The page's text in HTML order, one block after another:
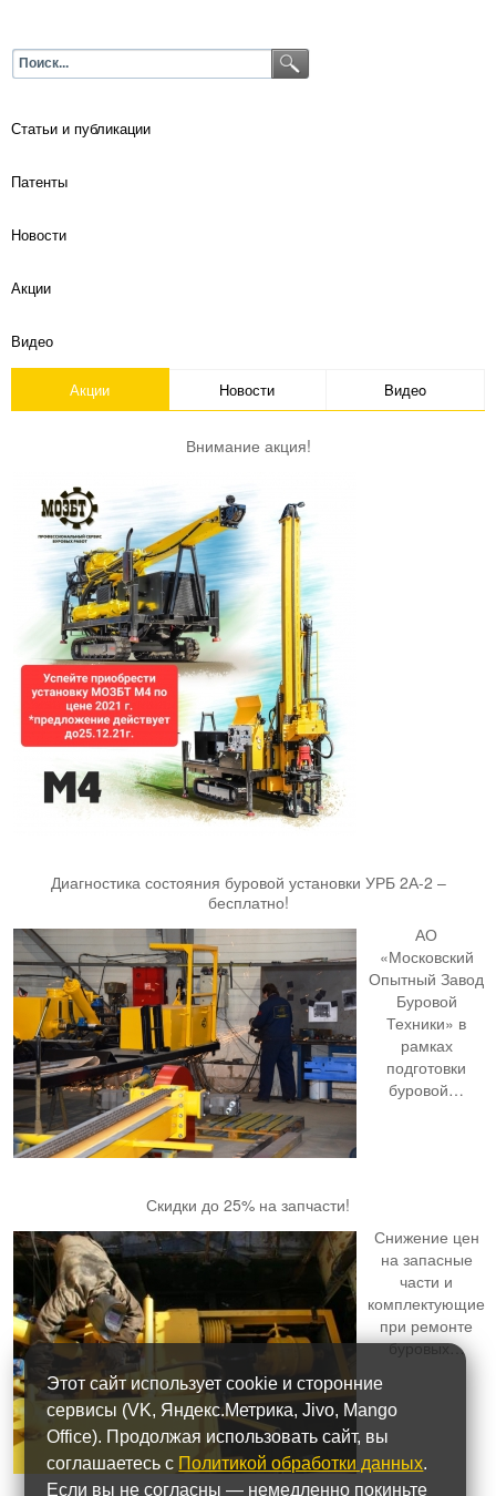
Статьи и публикации
Патенты
Новости
Акции
Видео
Акции Новости Bидеo
Внимание акция!
Диагностика состояния буровой установки УРБ 2А-2 –
бесплатно!
АО
«Московский
Опытный Завод
Буровой
Техники» в
рамках
подготовки
буровой…
Скидки до 25% на запчасти!
Снижение цен
на запасные
части и
комплектующие
при ремонте
буровых…
Этот сайт использует cookie и сторонние
сервисы (VK, Яндекс.Метрика, Jivo, Mango
Office). Продолжая использовать сайт, вы
соглашаетесь с Политикой обработки данных.
Если вы не согласны — немедленно покиньте